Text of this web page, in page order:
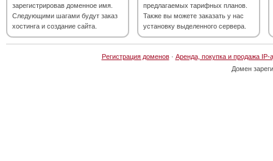
зарегистрировав доменное имя.
Следующими шагами будут заказ
хостинга и создание сайта.
предлагаемых тарифных планов.
Также вы можете заказать у нас
установку выделенного сервера.
Регистрация доменов· Аренда, покупка и продажа IP-
Домен